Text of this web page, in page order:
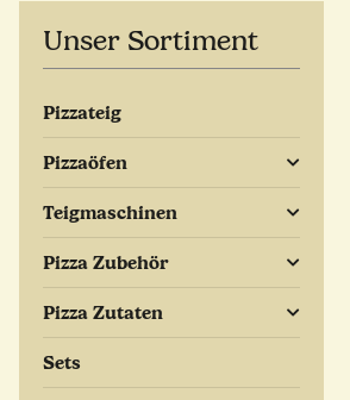
Unser Sortiment
Pizzateig
Pizzaöfen
Teigmaschinen
Pizza Zubehör
Pizza Zutaten
Sets